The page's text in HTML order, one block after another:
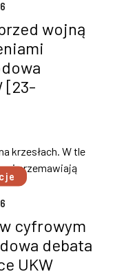
wojną
[23-
cyfrowym
debata
UKW